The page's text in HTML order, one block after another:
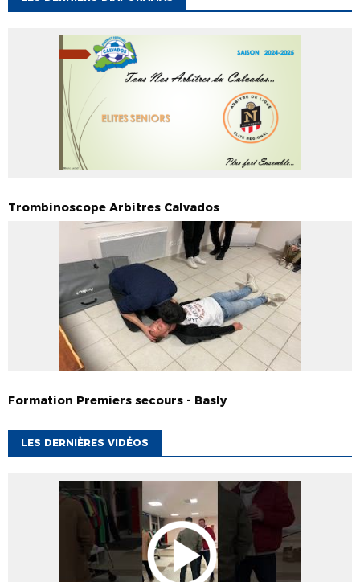
Trombinoscope Arbitres Calvados
Formation Premiers secours - Basly
LES DERNIÈRES VIDÉOS